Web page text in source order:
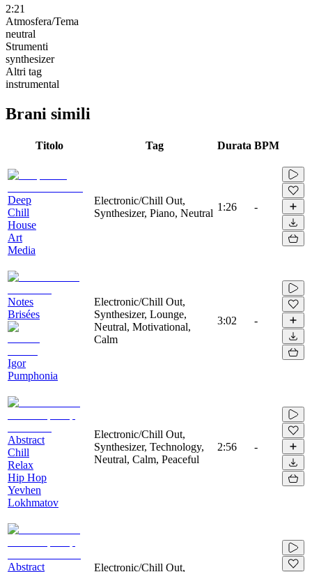
2:21
Atmosfera/Tema
neutral
Strumenti
synthesizer
Altri tag
instrumental
Brani simili
Titolo Tag Durata BPM
Deep
Chill
House
Art
Media
Electronic/Chill Out,
Synthesizer, Piano, Neutral
1:26 -
Notes
Brisées
Igor
Pumphonia
Electronic/Chill Out,
Synthesizer, Lounge,
Neutral, Motivational,
Calm
3:02 -
Abstract
Chill
Relax
Hip Hop
Yevhen
Lokhmatov
Electronic/Chill Out,
Synthesizer, Technology,
Neutral, Calm, Peaceful
2:56 -
Abstract
Electronic/Chill Out,